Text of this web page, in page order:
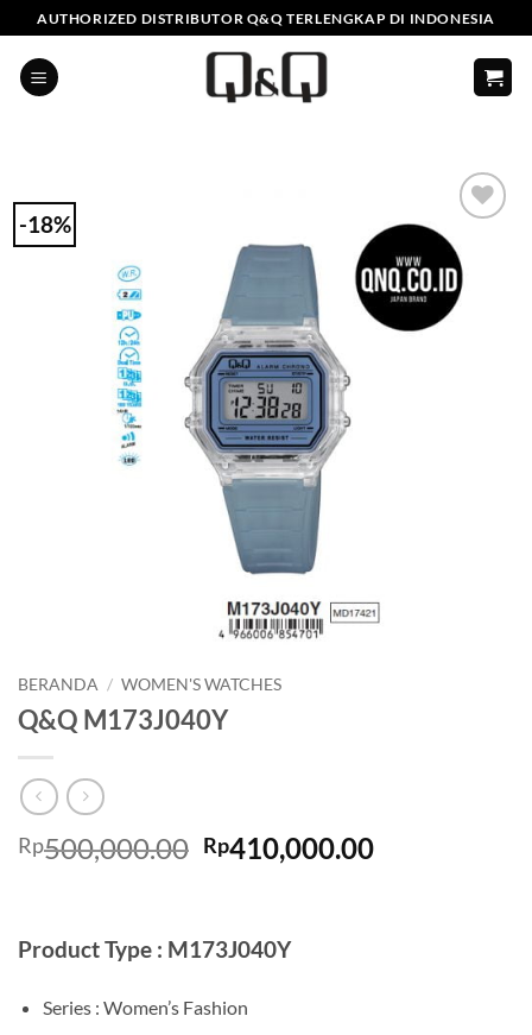
to
content
AUTHORIZED DISTRIBUTOR Q&Q TERLENGKAP DI INDONESIA
-18%
Add to
Wishlist
BERANDA / WOMEN'S WATCHES
Q&Q M173J040Y
Rp500,000.00 Harga
aslinya
Rp500,000.00.
Rp410,000.00Harga
Product Type : M173J040Y
Series : Women’s Fashion